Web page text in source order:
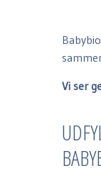
Vi ser